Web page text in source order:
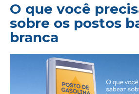
O que você
sobre os postos
branca